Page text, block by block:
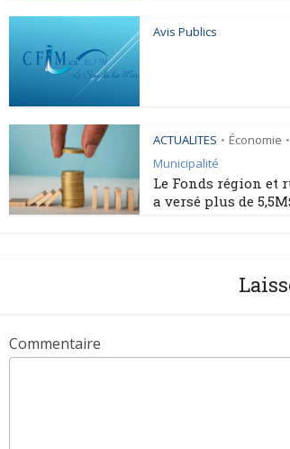
Avis Publics
ACTUALITES • Économie •
Municipalité
Le Fonds région et
a versé plus de
Commentaire